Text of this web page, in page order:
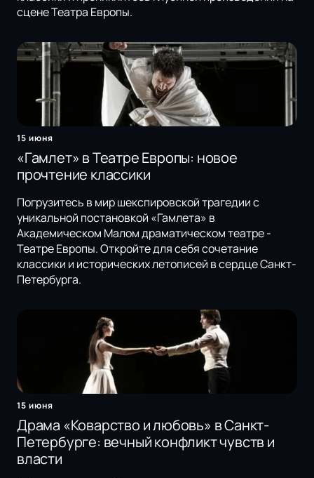
сцене Театра Европы.
15 июня
«Гамлет» в Театре Европы: новое
прочтение классики
Погрузитесь в мир шекспировской трагедии с
уникальной постановкой «Гамлета» в
Академическом Малом драматическом театре -
Театре Европы. Откройте для себя сочетание
классики и исторических летописей в сердце Санкт-
Петербурга.
15 июня
Драма «Коварство и любовь» в Санкт-
Петербурге: вечный конфликт чувств и
власти